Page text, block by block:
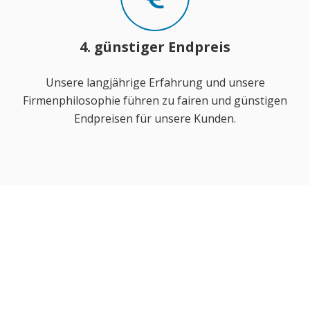
4. günstiger Endpreis
Unsere langjährige Erfahrung und unsere
Firmenphilosophie führen zu fairen und günstigen
Endpreisen für unsere Kunden.